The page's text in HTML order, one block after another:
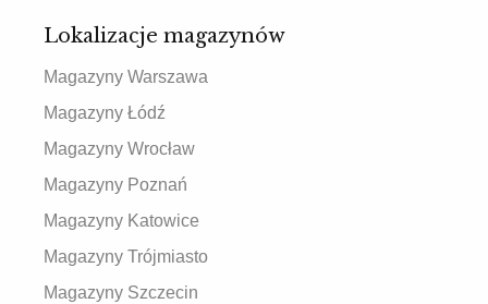
Lokalizacje magazynów
Magazyny Warszawa
Magazyny Łódź
Magazyny Wrocław
Magazyny Poznań
Magazyny Katowice
Magazyny Trójmiasto
Magazyny Szczecin